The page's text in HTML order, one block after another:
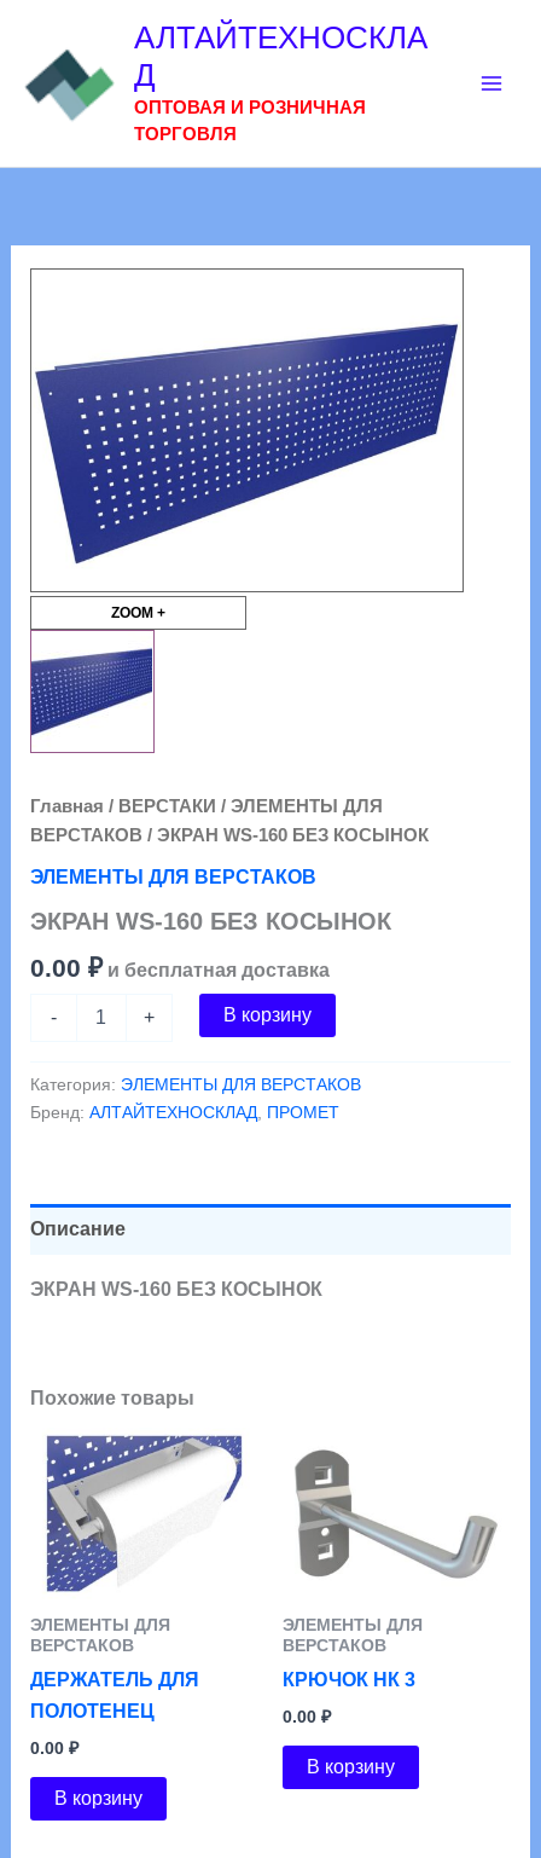
содержимому
АЛТАЙТЕХНОСКЛА
Д
ОПТОВАЯ И РОЗНИЧНАЯ
ТОРГОВЛЯ
ZOOM +
Главная / ВЕРСТАКИ / ЭЛЕМЕНТЫ ДЛЯ
ВЕРСТАКОВ / ЭКРАН WS-160 БЕЗ КОСЫНОК
ЭЛЕМЕНТЫ ДЛЯ ВЕРСТАКОВ
ЭКРАН WS-160 БЕЗ КОСЫНОК
0.00 ₽ и бесплатная доставка
-
WS-
БЕЗ
+ В корзину
Категория: ЭЛЕМЕНТЫ ДЛЯ ВЕРСТАКОВ
Бренд: АЛТАЙТЕХНОСКЛАД, ПРОМЕТ
Описание
ЭКРАН WS-160 БЕЗ КОСЫНОК
Похожие товары
ЭЛЕМЕНТЫ ДЛЯ
ВЕРСТАКОВ
ДЕРЖАТЕЛЬ ДЛЯ
ПОЛОТЕНЕЦ
0.00 ₽
В корзину
ЭЛЕМЕНТЫ ДЛЯ
ВЕРСТАКОВ
КРЮЧОК НК 3
0.00 ₽
В корзину